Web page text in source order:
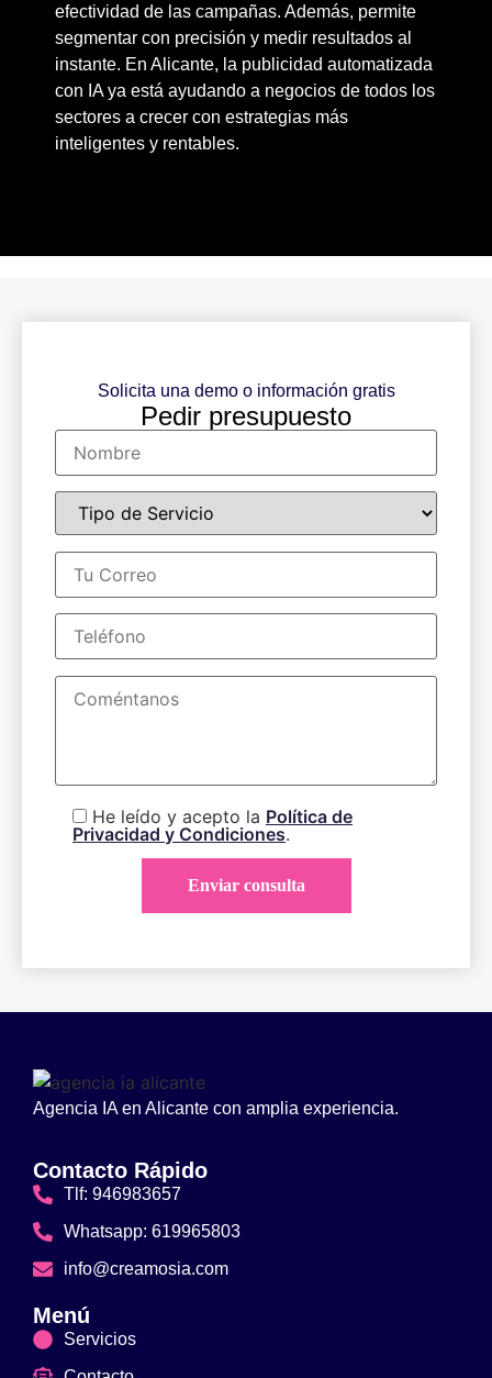
efectividad de las campañas. Además, permite
segmentar con precisión y medir resultados al
instante. En Alicante, la publicidad automatizada
con IA ya está ayudando a negocios de todos los
sectores a crecer con estrategias más
inteligentes y rentables.
Solicita una demo o información gratis
Pedir presupuesto
He leído y acepto la Política de
Privacidad y Condiciones.
Agencia IA en Alicante con amplia experiencia.
Contacto Rápido
Tlf: 946983657
Whatsapp: 619965803
info@creamosia.com
Menú
Servicios